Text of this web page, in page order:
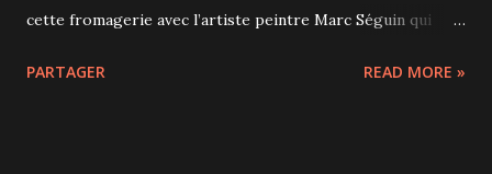
cette fromagerie avec l’artiste peintre Marc Séguin qui
: L’Angélique-À-Marc. Ce fromage aux arômes subtils
PARTAGER READ MORE »